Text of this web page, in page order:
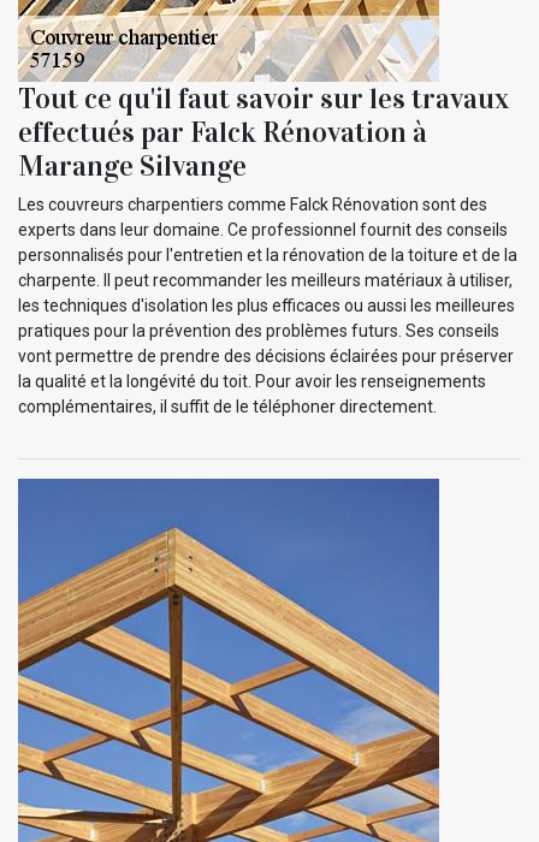
Tout ce qu'il faut savoir sur les travaux
effectués par Falck Rénovation à
Marange Silvange
Les couvreurs charpentiers comme Falck Rénovation sont des
experts dans leur domaine. Ce professionnel fournit des conseils
personnalisés pour l'entretien et la rénovation de la toiture et de la
charpente. Il peut recommander les meilleurs matériaux à utiliser,
les techniques d'isolation les plus efficaces ou aussi les meilleures
pratiques pour la prévention des problèmes futurs. Ses conseils
vont permettre de prendre des décisions éclairées pour préserver
la qualité et la longévité du toit. Pour avoir les renseignements
complémentaires, il suffit de le téléphoner directement.